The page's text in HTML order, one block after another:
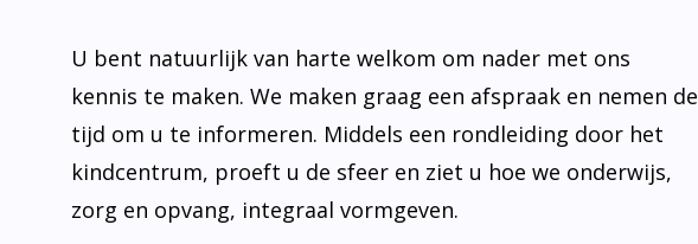
U bent natuurlijk van harte welkom om nader met ons
kennis te maken. We maken graag een afspraak en nemen de
tijd om u te informeren. Middels een rondleiding door het
kindcentrum, proeft u de sfeer en ziet u hoe we onderwijs,
zorg en opvang, integraal vormgeven.